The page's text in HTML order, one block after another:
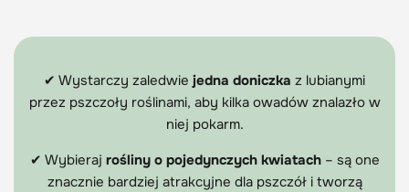
✔ Wystarczy zaledwie jedna doniczka z lubianymi
przez pszczoły roślinami, aby kilka owadów znalazło w
niej pokarm.
✔ Wybieraj rośliny o pojedynczych kwiatach– są one
znacznie bardziej atrakcyjne dla pszczół i tworzą